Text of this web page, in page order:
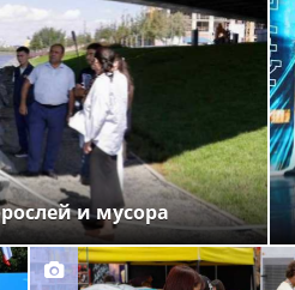
и мусора